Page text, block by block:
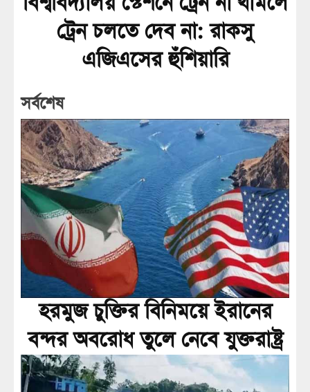
ট্রেন চলতে দেব না: রাকসু
এজিএসের হুঁশিয়ারি
সর্বশেষ
হরমুজ চুক্তির বিনিময়ে ইরানের
বন্দর অবরোধ তুলে নেবে যুক্তরাষ্ট্র